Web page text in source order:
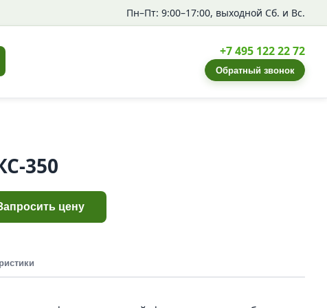
Пн–Пт: 9:00–17:00, выходной Сб. и Вс.
+7 495 122 22 72
Обратный звонок
350
цену